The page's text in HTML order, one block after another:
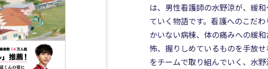
は、男性看護師の水野涼が、緩
ていく物語です。看護へのこだ
かいない病棟、体の痛みへの緩
怖、握りしめているものを手放
をチームで取り組んでいく、水